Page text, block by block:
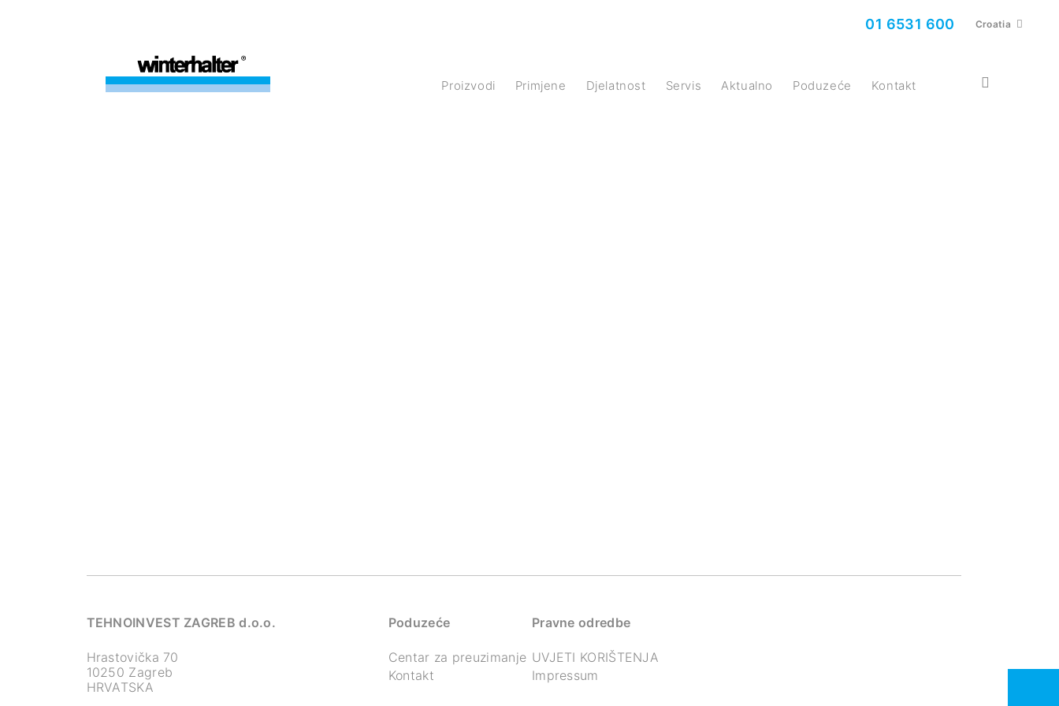
01 6531 600 Croatia
Proizvodi Primjene Djelatnost Servis Aktualno Poduzeće Kontakt
TEHNOINVEST ZAGREB d.o.o.
Hrastovička 70
10250 Zagreb
HRVATSKA
Poduzeće
Centar za preuzimanje
Kontakt
Pravne odredbe
UVJETI KORIŠTENJA
Impressum